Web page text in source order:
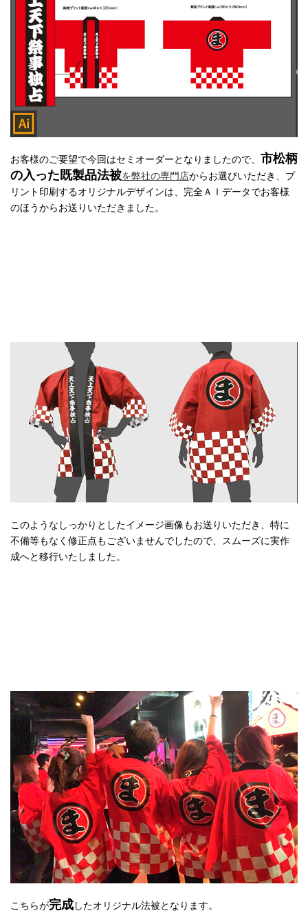
お客様のご要望で今回はセミオーダーとなりましたので、 市松柄
の入った既製品法被を弊社の専門店からお選びいただき、プ
リント印刷するオリジナルデザインは、完全ＡＩデータでお客様
のほうからお送りいただきました。
このようなしっかりとしたイメージ画像もお送りいただき、特に
不備等もなく修正点もございませんでしたので、スムーズに実作
成へと移行いたしました。
こちらが完成したオリジナル法被となります。